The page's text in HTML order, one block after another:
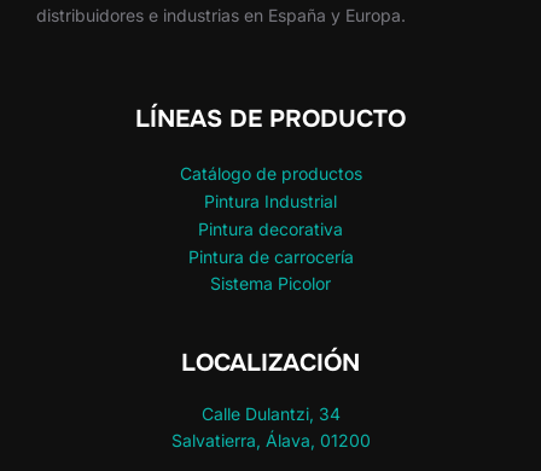
distribuidores e industrias en España y Europa.
LÍNEAS DE PRODUCTO
Catálogo de productos
Pintura Industrial
Pintura decorativa
Pintura de carrocería
Sistema Picolor
LOCALIZACIÓN
Calle Dulantzi, 34
Salvatierra, Álava, 01200